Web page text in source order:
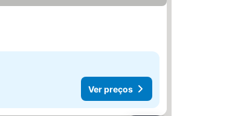
Ver preços